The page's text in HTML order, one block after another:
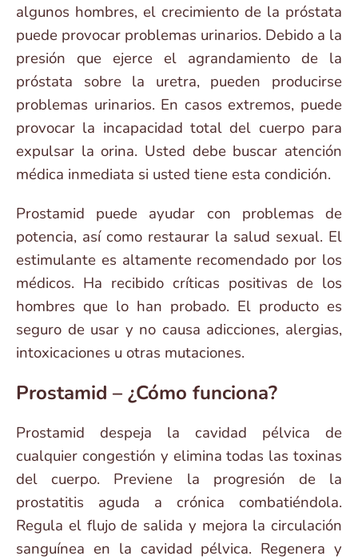
algunos hombres, el crecimiento de la próstata
puede provocar problemas urinarios. Debido a la
presión que ejerce el agrandamiento de la
próstata sobre la uretra, pueden producirse
problemas urinarios. En casos extremos, puede
provocar la incapacidad total del cuerpo para
expulsar la orina. Usted debe buscar atención
médica inmediata si usted tiene esta condición.
Prostamid puede ayudar con problemas de
potencia, así como restaurar la salud sexual. El
estimulante es altamente recomendado por los
médicos. Ha recibido críticas positivas de los
hombres que lo han probado. El producto es
seguro de usar y no causa adicciones, alergias,
intoxicaciones u otras mutaciones.
Prostamid – ¿Cómo funciona?
Prostamid despeja la cavidad pélvica de
cualquier congestión y elimina todas las toxinas
del cuerpo. Previene la progresión de la
prostatitis aguda a crónica combatiéndola.
Regula el flujo de salida y mejora la circulación
sanguínea en la cavidad pélvica. Regenera y